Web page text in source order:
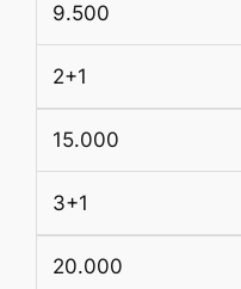
9.500
2+1
15.000
3+1
20.000